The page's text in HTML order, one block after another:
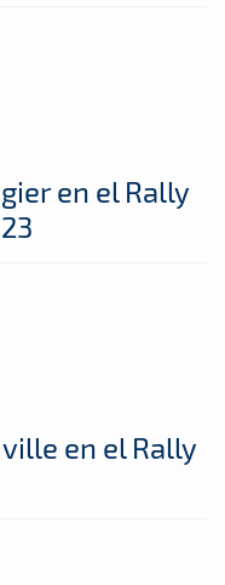
en el Rally
en el Rally